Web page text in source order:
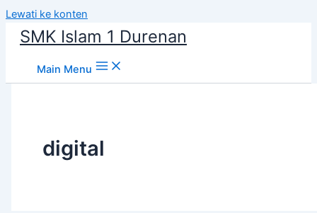
Lewati ke konten
SMK Islam 1 Durenan
Main Menu
digital